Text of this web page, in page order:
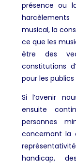
présence ou
musical, la
ce que les
être des
constitutions
pour les publics
Si l’avenir
ensuite
personnes
concernant la
handicap,